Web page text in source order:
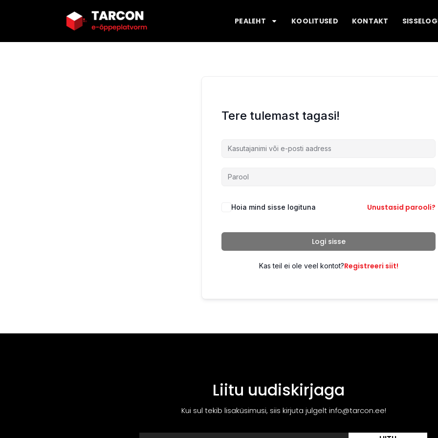
PEALEHT KOOLITUSED KONTAKT
Tere tulemast tagasi!
Hoia mind sisse logituna Unustasid parooli?
Logi sisse
Kas teil ei ole veel kontot?Registreeri siit!
Liitu uudiskirjaga
Kui sul tekib lisaküsimusi, siis kirjuta julgelt info@tarcon.ee!